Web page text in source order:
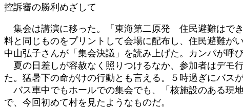
控訴審の勝利めざして
集会は講演に移った。「東海第二原発 住民避難はでき
料と同じものをプリントして会場に配布し、住民避難が
中山弘子さんが「集会決議」を読み上げた。カンパが呼
夏の日差しが容赦なく照りつけるなか、参加者はデモ
た。猛暑下の命がけの行動とも言える。５時過ぎにバス
バス車中でもホールでの集会でも、「核施設のある現
で、今回初めて村を見たようなものだ。